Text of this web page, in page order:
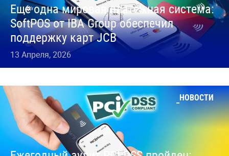
Еще одна мировая платежная система:
SoftPOS от IBA Group обеспечил
поддержку карт JCB
13 Апреля, 2026
НОВОСТИ